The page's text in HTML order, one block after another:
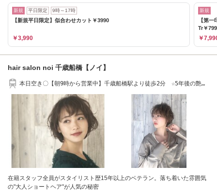
新規 平日限定 9時～17時
【新規平日限定】似合わせカット￥3990
￥3,990
新規
【第
Tr￥
￥
hair salon noi 千歳船橋【ノイ】
本日空き〇【朝9時から営業中】千歳船橋駅より徒歩2分 ☆5年後の艶髪
在籍スタッフ全員がスタイリスト歴15年以上のベテラン。落ち着いた雰囲気
の"大人ショートヘア"が人気の秘密